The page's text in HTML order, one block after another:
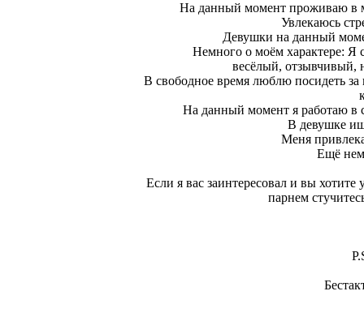
На данный момент проживаю в
Увлекаюсь
Девушки на данный
Немного о моём характере: Я
весёлый, отзывчивый,
В свободное время люблю посидеть за
На данный момент я работаю в
В девушке
Меня
Ещё
Если я вас заинтересовал и вы
парнем